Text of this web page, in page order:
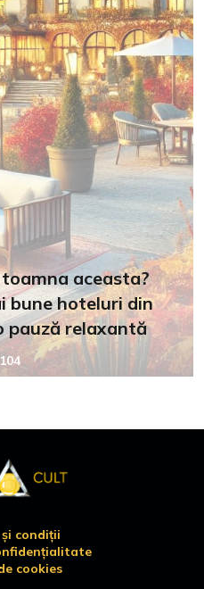
aceasta?
bune hoteluri din
pauză relaxantă
104
condiții
cookies